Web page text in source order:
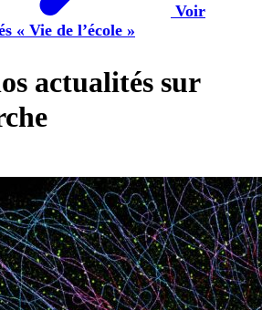
Voir
« Vie de l’école »
actualités sur